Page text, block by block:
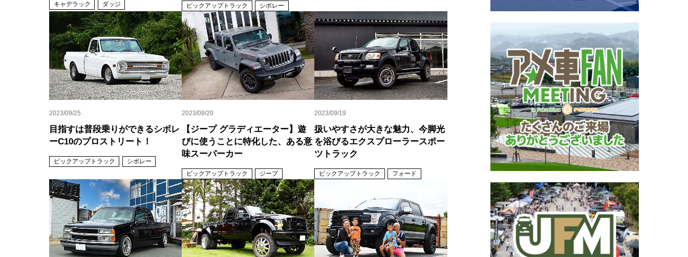
キャデラック
ダッジ ピックアップトラック シボレー
2023/09/25
目指すは普段乗りができるシボレ
ーC10のプロストリート！
ピックアップトラック シボレー
2023/09/20
【ジープ グラディエーター】遊
びに使うことに特化した、ある意
味スーパーカー
ピックアップトラック ジープ
2023/09/19
扱いやすさが大きな魅力、今脚光
を浴びるエクスプローラースポー
ツトラック
ピックアップトラック フォード